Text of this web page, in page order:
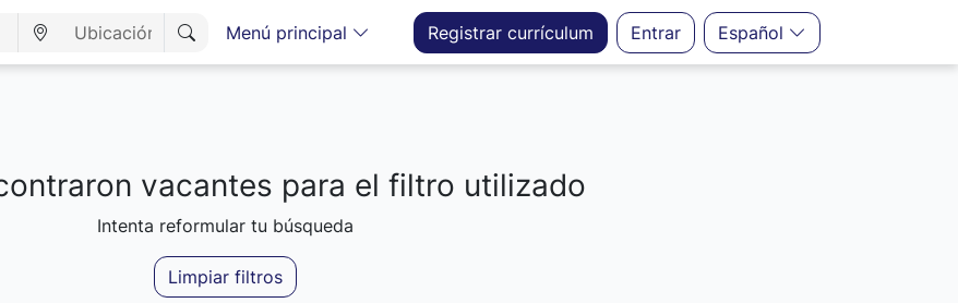
Menú principal Registrar currículum Entrar Español
vacantes para el filtro utilizado
Intenta reformular tu búsqueda
Limpiar filtros